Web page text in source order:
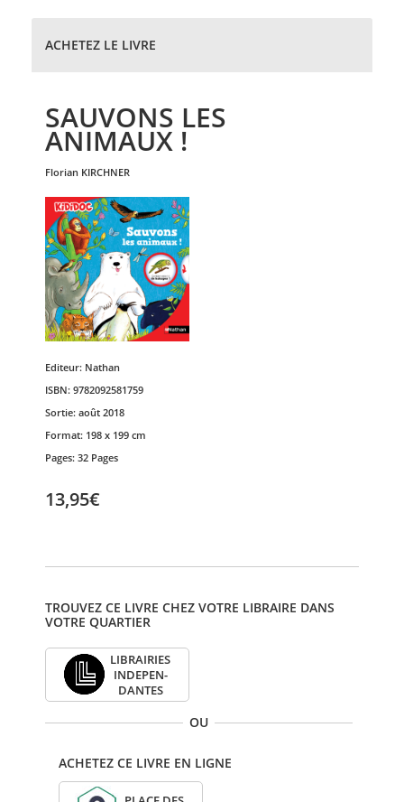
ACHETEZ LE LIVRE
SAUVONS LES
ANIMAUX !
florian KIRCHNER
Editeur: Nathan
ISBN: 9782092581759
Sortie: août 2018
Format: 198 x 199 cm
Pages: 32 Pages
13,95€
TROUVEZ CE LIVRE CHEZ VOTRE LIBRAIRE DANS
VOTRE QUARTIER
LIBRAI­RIES
INDE­PEN­
DANTES
OU
ACHETEZ CE LIVRE EN LIGNE